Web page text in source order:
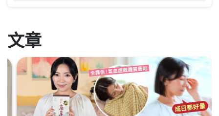
文章